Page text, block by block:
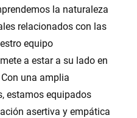
la naturaleza
relacionados con las
equipo
a estar a su lado en
una amplia
estamos equipados
asertiva y empática